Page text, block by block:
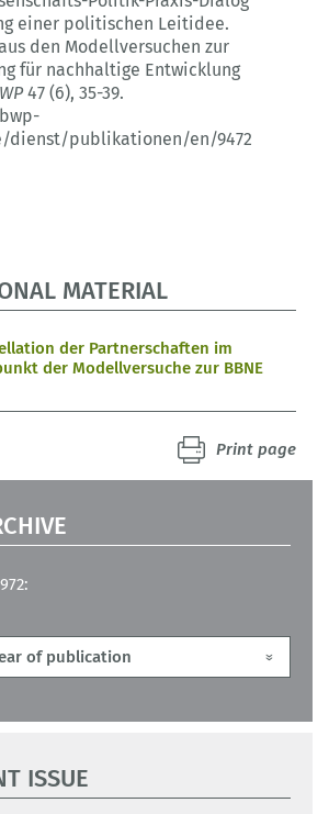
einer politischen Leitidee.
den Modellversuchen zur
für nachhaltige Entwicklung
47 (6), 35-39.
dienst/publikationen/en/9472
MATERIAL
der Partnerschaften im
der Modellversuche zur BBNE
Print page
ISSUE